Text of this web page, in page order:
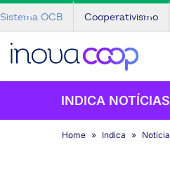
Sistema OCB Cooperativismo
INDICA NOTÍCIAS
Home Indica Notícia